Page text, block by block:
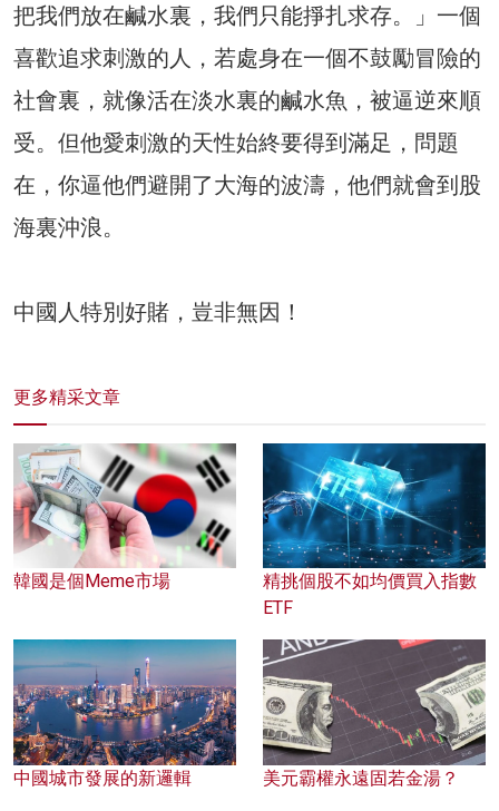
把我們放在鹹水裏，我們只能掙扎求存。」一個
喜歡追求刺激的人，若處身在一個不鼓勵冒險的
社會裏，就像活在淡水裏的鹹水魚，被逼逆來順
受。但他愛刺激的天性始終要得到滿足，問題
在，你逼他們避開了大海的波濤，他們就會到股
海裏沖浪。
中國人特別好賭，豈非無因！
更多精采文章
韓國是個Meme市場
精挑個股不如均價買入指數
ETF
中國城市發展的新邏輯 美元霸權永遠固若金湯？